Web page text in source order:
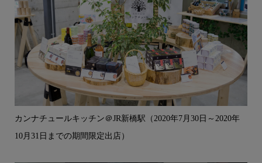
カンナチュールキッチン＠JR新橋駅（2020年7月30日～2020年
10月31日までの期間限定出店）